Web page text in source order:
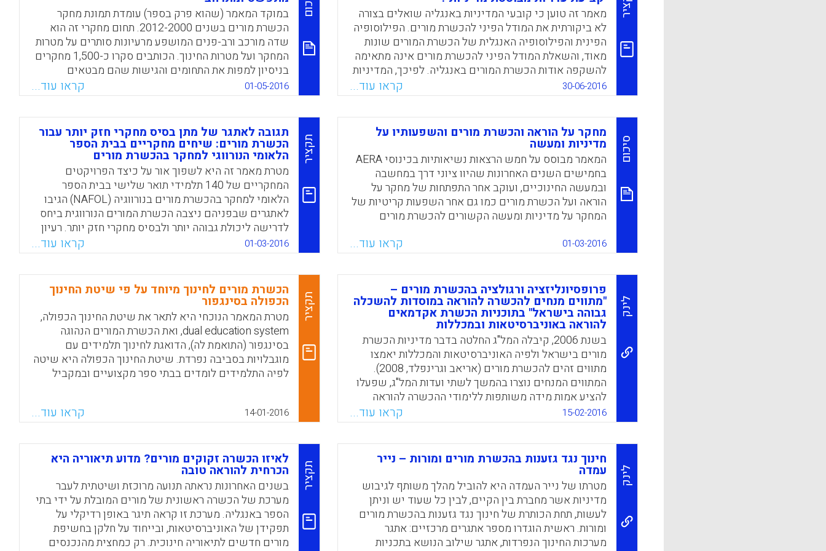
באנגליה על פני תקופה של עשרים השנים האחרונות
(Jackson, Alison; Burch, James, 2016).
WhatsApp
Facebook
Email
X
WhatsApp
Facebook
Email
X
מאמר זה טוען כי קובעי המדיניות באנגליה שואלים בצורה
לא ביקורתית את המודל הפיני להכשרת מורים. הפילוסופיה
הפינית והפילוסופיה האנגלית של הכשרת המורים שונות
מאוד, והשאלת המודל הפיני להכשרת מורים אינה מתאימה
להשקפה אודות הכשרת המורים באנגליה. לפיכך, המדיניות
המושאלת הוצאה מהקשרם של הערכים הרחבים יותר
והיסודות של החינוך הפיני. גישה לא שיטתית זו לרפורמה
במדיניות חינוך מתעלמת מהעובדה שמדיניות חינוך
ו"פרקטיקות מתקיימות בקשרים אקולוגיים האחת עם
השנייה ובמערכות אקולוגיות שלמות של פרקטיקות
הקשורות זו לזו". לפיכך, מדיניות מושאלת זו של הכשרת
מורים אינה מובילה בהכרח לתוצאות ששורטטו בידי קובעי
המדיניות ברפורמות (Chung, Jennifer, 2016).
WhatsApp
Facebook
Email
X
30-06-2016 קראו עוד...
במוקד המאמר (שהוא פרק בספר) עומדת תמונת מחקר
הכשרת מורים בשנים 2012-2000. תחום מחקרי זה הוא
שדה מורכב ורב-פנים המושפע מרעיונות סותרים על מטרות
המחקר ועל מטרות החינוך. הכותבים סקרו כ-1,500 מחקרים
בניסיון למפות את התחומים והגישות שהם מבטאים
במונחים של תכנים, השפעות חברתיות ותהליכים גלובליים
על בחירת הפרדיגמות המחקריות ועל פרשנויות החוקרים
ומסקנותיהם. הם ממשיגים את "מחקר הכשרת מורים"
כ"פרקטיקה חברתית ממוצבת היסטורית" (historically
situated social practices), מציגים שלושה כיווני מחקר
מרכזיים העולים מן הסקירה ומנתחים אותם על פי תצורות
(configuration) רבות של פרקטיקות מחקריות הצומחות
מתוך הקשרים חברתיים, היסטוריים ופוליטיים מורכבים.
ברוח הגדרתן הכותבות מזהות עצמן כנשים בכירות בקהיליית
העוסקים בהכשרה, כחוקרות וכנשות מעשה בעלות מחויבות
לשונות ולשוויון המעורבות בבחינה ובביקורת של היבטים
מדיניים ופוליטיים מורכבים של הוראה והכשרת מורים
(Cochran-Smith, M., & Villegas, A.M).
WhatsApp
Facebook
Email
X
01-05-2016 קראו עוד...
סיכום
מחקר על הוראה והכשרת מורים והשפעותיו על
מדיניות ומעשה
המאמר מבוסס על חמש הרצאות נשיאותיות בכינוסי AERA
בחמישים השנים האחרונות שהיוו ציוני דרך במחשבה
ובמעשה החינוכיים, ועוקב אחר התפתחות של מחקר על
הוראה ועל הכשרת מורים כמו גם אחר השפעות קריטיות של
המחקר על מדיניות ומעשה הקשורים להכשרת מורים
שיקפו התפתחות ואתגרים במחקר בהתאמה למאפייני
הזמנים שבהם הן נישאו. הדיון גם מאתר השפעות מרכזיות
של עבודות אלה על איכות ההכשרה, על הערכה של
אפקטיביות מורים ועל תפיסות מתחרות על אחריותיות
מורים.המאמר מסתיים בדיון על תפקיד הפוליטיקה בהצבת
מדיניות חינוכיות, קריאה לחוקרי חינוך להרחיב את הידע
והיכולות שלהם ולהיות מעורבים באופן בונה יותר בזירות
פוליטיות ומדיניות (Linda Darling-Hammond).
WhatsApp
Facebook
Email
X
01-03-2016 קראו עוד...
תקציר
תגובה לאתגר של מתן בסיס מחקרי חזק יותר עבור
הכשרת מורים: שיחים מחקריים בבית הספר
הלאומי הנורווגי למחקר בהכשרת מורים
מטרת מאמר זה היא לשפוך אור על כיצד הפרויקטים
המחקריים של 140 תלמידי תואר שלישי בבית הספר
הלאומי למחקר בהכשרת מורים בנורווגיה (NAFOL) הגיבו
לאתגרים שבפניהם ניצבה הכשרת המורים הנורווגית ביחס
לדרישה ליכולת גבוהה יותר ולבסיס מחקרי חזק יותר. רעיון
ה-NAFOL מעניין מנקודת מבט בין-לאומית בשל המיקוד
שלו בסיוע לקידום מורי מורים בהשגת תואר שלישי. מאז
2001, למדיניות החינוכית הנורווגית יש מיקוד חזק בחיזוק
הכשרת המורים והפיכתה למבוססת מחקר יותר מאשר בעבר.
מ-2017, מצופה כי כל המורים החדשים בנורווגיה יהיו בעלי
תואר שני. על מנת לממש זאת, קיים צורך במנחים חדשים
רבים בעלי תואר שלישי במוסדות להכשרת מורים (Anna-
Lena Ostern).
WhatsApp
Facebook
Email
X
01-03-2016 קראו עוד...
לינק
פרופסיונליזציה ורגולציה בהכשרת מורים –
"מתווים מנחים להכשרה להוראה במוסדות להשכלה
גבוהה בישראל" בתוכניות הכשרת אקדמאים
להוראה באוניברסיטאות ובמכללות
בשנת 2006, קיבלה המל"ג החלטה בדבר מדיניות הכשרת
מורים בישראל ולפיה האוניברסיטאות והמכללות יאמצו
מתווים זהים להכשרת מורים (אריאב וגרינפלד, 2008).
המתווים המנחים נוצרו בהמשך לשתי ועדות המל"ג, שפעלו
להציע אמות מידה משותפות ללימודי ההכשרה להוראה
במכללות ובאוניברסיטאות. מאמר זה בוחן את תהליך הטמעת
המתווים המנחים בתכניות ההכשרה, המכשירות אקדמאים
(סטודנטים בעלי תואר ראשון לפחות) להוראה בבתי הספר
במכללות ובאוניברסיטאות, את מידת ההלימה שלהם
לתכניות הלימודים ואת עמדות בעלי התפקידים כלפיהן.
המחקר מניח, שלאוניברסיטאות מאפיינים בסיסיים,
שעשויים להשפיע על יישום שונה של המתווים בהשוואה
למכללות (רוני לידור, נעמי פייגין, רחל טלמור, ברברה פרסקו,
חגי קופרמינץ).
15-02-2016 קראו עוד...
תקציר
הכשרת מורים לחינוך מיוחד על פי שיטת החינוך
הכפולה בסינגפור
מטרת המאמר הנוכחי היא לתאר את שיטת החינוך הכפולה,
dual education system, ואת הכשרת המורים הנהוגה
בסינגפור (התואמת לה), הדואגת לחינוך תלמידים עם
מוגבלויות בסביבה נפרדת. שיטת החינוך הכפולה היא שיטה
לפיה התלמידים לומדים בבתי ספר מקצועיים ובמקביל
WhatsApp
Facebook
Email
X
14-01-2016 קראו עוד...
לינק
חינוך נגד גזענות בהכשרת מורים ומורות – נייר
עמדה
מטרתו של נייר העמדה היא להוביל מהלך משותף לגיבוש
מדיניות אשר מחברת בין הקיים, לבין כל שעוד יש וניתן
לעשות, תחת הכותרת של חינוך נגד גזענות בהכשרת מורים
ומורות. ראשית הוגדרו מספר אתגרים מרכזיים: אתגר
מערכות החינוך הנפרדות, אתגר שילוב הנושא בתכניות
תקציר
לאיזו הכשרה זקוקים מורים? מדוע תיאוריה היא
הכרחית להוראה טובה
בשנים האחרונות נראתה תנועה מרוכזת ושיטתית לעבר
מערכת של הכשרה ראשונית של מורים המובלת על ידי בתי
הספר באנגליה. מערכת זו קראה תיגר באופן רדיקלי על
תפקידן של האוניברסיטאות, ובייחוד על חלקן בחשיפת
מורים חדשים לתיאוריה חינוכית. רק כמחצית מהנכנסים